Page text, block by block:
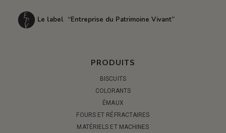
Le label “Entreprise du Patrimoine Vivant”
PRODUITS
BISCUITS
COLORANTS
ÉMAUX
FOURS ET RÉFRACTAIRES
MATÉRIELS ET MACHINES